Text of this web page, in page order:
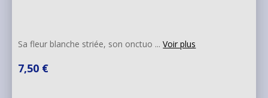
Sa fleur blanche striée, son onctuo ...Voir plus
7,50 €